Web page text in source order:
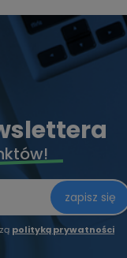
zapisz się
polityką prywatności